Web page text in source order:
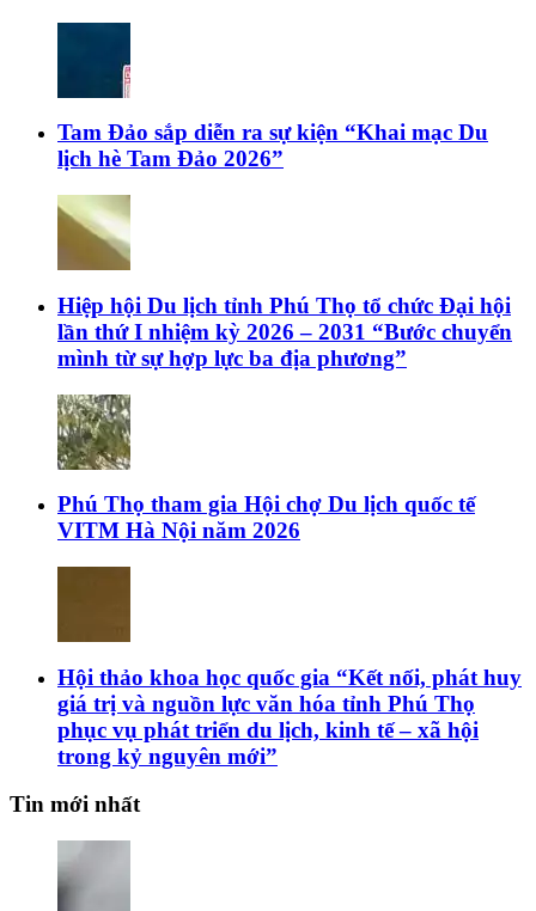
Tam Đảo sắp diễn ra sự kiện “Khai mạc Du
lịch hè Tam Đảo 2026”
Hiệp hội Du lịch tỉnh Phú Thọ tổ chức Đại hội
lần thứ I nhiệm kỳ 2026 – 2031 “Bước chuyển
mình từ sự hợp lực ba địa phương”
Phú Thọ tham gia Hội chợ Du lịch quốc tế
VITM Hà Nội năm 2026
Hội thảo khoa học quốc gia “Kết nối, phát huy
giá trị và nguồn lực văn hóa tỉnh Phú Thọ
phục vụ phát triển du lịch, kinh tế – xã hội
trong kỷ nguyên mới”
Tin mới nhất